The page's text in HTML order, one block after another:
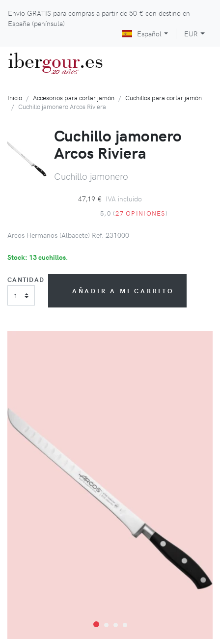
Envío GRATIS para compras a partir de 50 € con destino en
España (península)
Español
EUR
ibergour
20 años .es
Inicio Accesorios para cortar jamón
Cuchillos para cortar jamón
Cuchillo jamonero Arcos Riviera
Cuchillo jamonero
Arcos Riviera
Cuchillo jamonero
47,19 € IVA incluido
5,0 (27 OPINIONES)
Arcos Hermanos (Albacete) Ref. 231000
Stock: 13 cuchillos.
CANTIDAD
AÑADIR A MI CARRITO